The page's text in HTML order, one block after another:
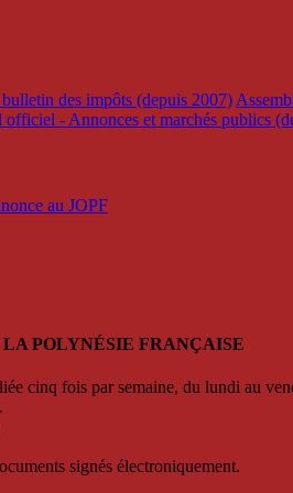
des impôts (depuis 2007)
officiel - Annonces et marchés publics
au JOPF
POLYNÉSIE FRANÇAISE
cinq fois par semaine, du lundi au
signés électroniquement.